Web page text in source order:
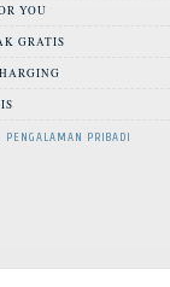
YOU
GRATIS
PENGALAMAN PRIBADI